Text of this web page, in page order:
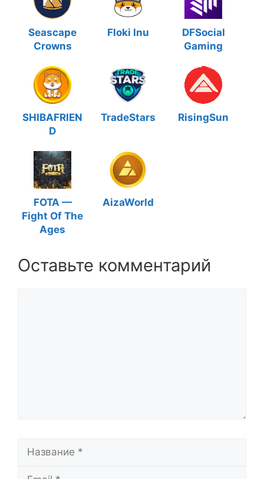
Seascape
Crowns
Floki Inu
DFSocial
Gaming
SHIBAFRIEN
D
TradeStars RisingSun
FOTA —
Fight Of The
Ages
AizaWorld
Оставьте комментарий
Название
Email